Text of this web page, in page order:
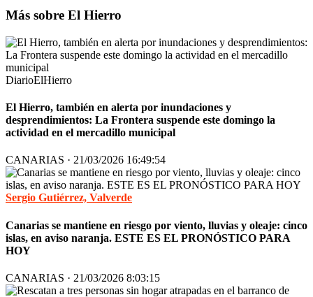
Más sobre El Hierro
DiarioElHierro
El Hierro, también en alerta por inundaciones y
desprendimientos: La Frontera suspende este domingo la
actividad en el mercadillo municipal
CANARIAS · 21/03/2026 16:49:54
Sergio Gutiérrez, Valverde
Canarias se mantiene en riesgo por viento, lluvias y oleaje: cinco
islas, en aviso naranja. ESTE ES EL PRONÓSTICO PARA
HOY
CANARIAS · 21/03/2026 8:03:15